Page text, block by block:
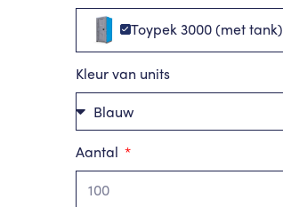
Toypek 3000 (met tank)
Kleur van units
Aantal